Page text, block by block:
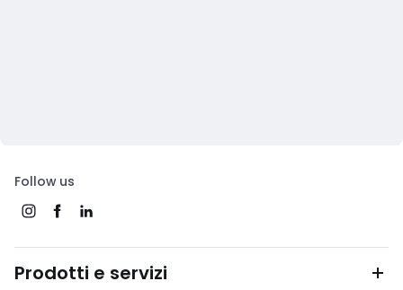
Follow us
Prodotti e servizi